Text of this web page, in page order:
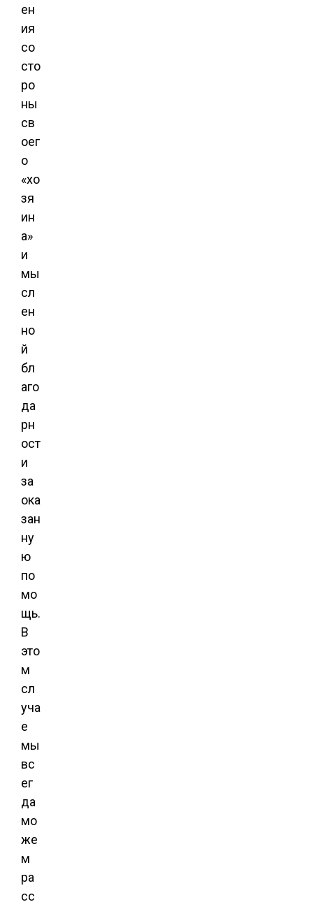
ен
ия
со
сто
ро
ны
св
оег
о
«хо
зя
ин
а»
и
мы
сл
ен
но
й
бл
аго
да
рн
ост
и
за
ока
зан
ну
ю
по
мо
щь.
В
это
м
сл
уча
е
мы
вс
ег
да
мо
же
м
ра
сс